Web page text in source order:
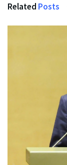
Related Posts